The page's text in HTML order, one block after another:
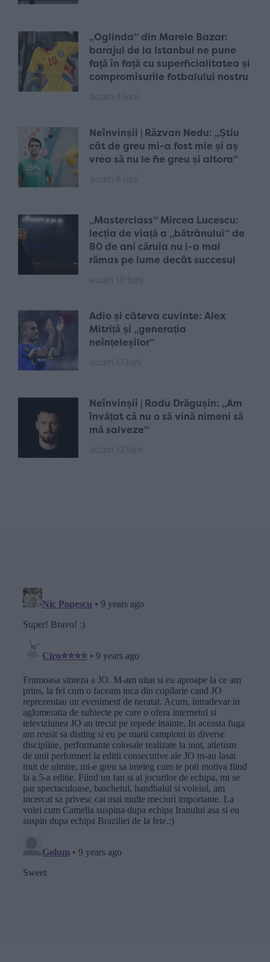
„Oglinda” din Marele Bazar:
barajul de la Istanbul ne pune
față în față cu superficialitatea și
compromisurile fotbalului nostru
Neînvinșii | Răzvan Nedu: „Știu
cât de greu mi-a fost mie și aș
vrea să nu le fie greu și altora”
„Masterclass” Mircea Lucescu:
lecția de viață a „bătrânului” de
80 de ani căruia nu i-a mai
rămas pe lume decât succesul
Adio și câteva cuvinte: Alex
Mitriță și „generația
neînțeleșilor”
Neînvinșii | Radu Drăgușin: „Am
învățat că nu o să vină nimeni să
mă salveze”